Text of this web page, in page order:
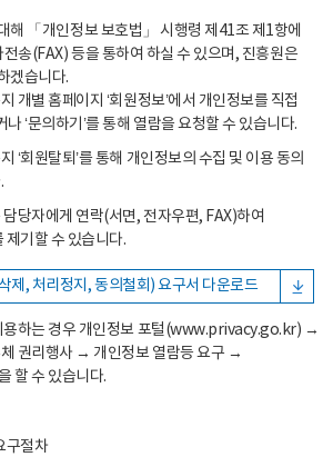
해 「개인정보 보호법」 시행령 제41조 제1항에
송(FAX) 등을 통하여 하실 수 있으며, 진흥원은
겠습니다.
개별 홈페이지 ‘회원정보’에서 개인정보를 직접
나 ‘문의하기’를 통해 열람을 요청할 수 있습니다.
‘회원탈퇴’를 통해 개인정보의 수집 및 이용 동의
당자에게 연락(서면, 전자우편, FAX)하여
제기할 수 있습니다.
제, 처리정지, 동의철회) 요구서 다운로드
용하는 경우 개인정보 포털(www.privacy.go.kr) →
권리행사 → 개인정보 열람등 요구 →
할 수 있습니다.
구절차